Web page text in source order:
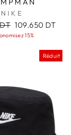
NIKE
Prix
réduit
109.650 DT
15%
Réduit